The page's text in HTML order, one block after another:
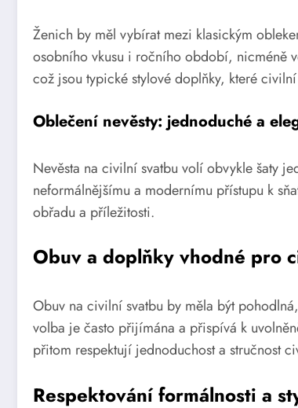
Ženich by měl vybírat mezi klasickým
osobního vkusu i ročního období, nicméně
což jsou typické stylové doplňky, které
Oblečení nevěsty: jednoduché a
Nevěsta na civilní svatbu volí obvykle šaty
neformálnějšímu a modernímu přístupu k
obřadu a příležitosti.
Obuv a doplňky vhodné pro
Obuv na civilní svatbu by měla být
volba je často přijímána a přispívá k
přitom respektují jednoduchost a stručnost
Respektování formálnosti a